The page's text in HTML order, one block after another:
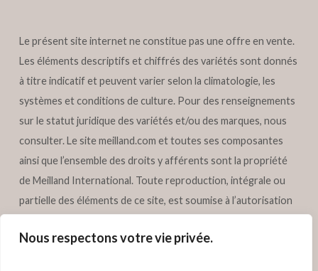
Nous respectons votre vie privée.
Le présent site internet ne constitue pas une offre en vente.
Les éléments descriptifs et chiffrés des variétés sont donnés
à titre indicatif et peuvent varier selon la climatologie, les
systèmes et conditions de culture. Pour des renseignements
sur le statut juridique des variétés et/ou des marques, nous
consulter. Le sitemeilland.com et toutes ses composantes
ainsi que l’ensemble des droits y afférents sont la propriété
de Meilland International. Toute reproduction, intégrale ou
partielle des éléments de ce site, est soumise à l’autorisation
réservés – Meilland International.